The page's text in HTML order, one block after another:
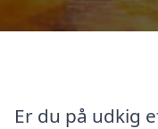
Er du på udkig